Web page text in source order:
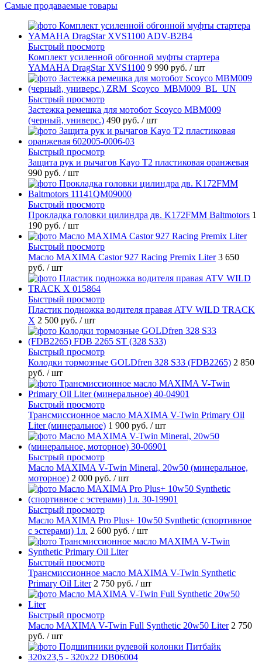
Самые продаваемые товары
Быстрый просмотр
Комплект усиленной обгонной муфты стартера
YAMAHA DragStar XVS1100 9 990 руб. / шт
Быстрый просмотр
Застежка ремешка для мотобот Scoyco MBM009
(черный, универс.) 490 руб. / шт
Быстрый просмотр
Защита рук и рычагов Kayo T2 пластиковая оранжевая
990 руб. / шт
Быстрый просмотр
Прокладка головки цилиндра дв. K172FMM Baltmotors 1
190 руб. / шт
Быстрый просмотр
Масло MAXIMA Castor 927 Racing Premix Liter 3 650
руб. / шт
Быстрый просмотр
Пластик подножка водителя правая ATV WILD TRACK
X 2 500 руб. / шт
Быстрый просмотр
Колодки тормозные GOLDfren 328 S33 (FDB2265) 2 850
руб. / шт
Быстрый просмотр
Трансмиссионное масло MAXIMA V-Twin Primary Oil
Liter (минеральное) 1 900 руб. / шт
Быстрый просмотр
Масло MAXIMA V-Twin Mineral, 20w50 (минеральное,
моторное) 2 000 руб. / шт
Быстрый просмотр
Масло MAXIMA Pro Plus+ 10w50 Synthetic (спортивное
с эстерами) 1л. 2 600 руб. / шт
Быстрый просмотр
Трансмиссионное масло MAXIMA V-Twin Synthetic
Primary Oil Liter 2 750 руб. / шт
Быстрый просмотр
Масло MAXIMA V-Twin Full Synthetic 20w50 Liter 2 750
руб. / шт